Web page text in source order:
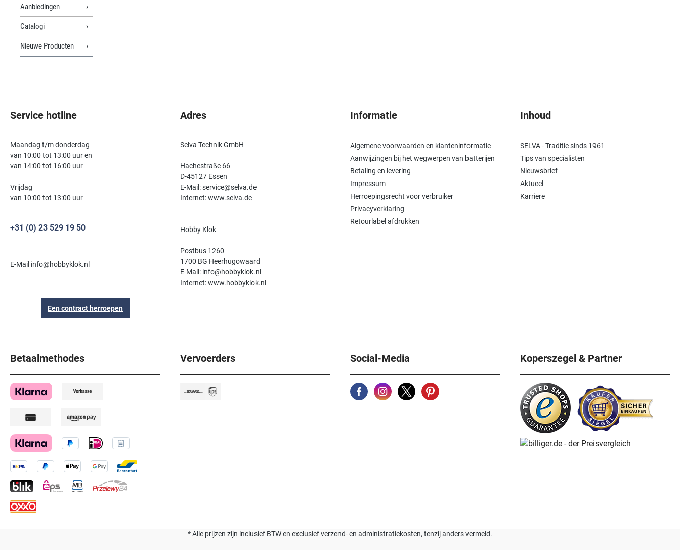
Aanbiedingen
Catalogi
Nieuwe Producten
Service hotline
Maandag t/m donderdag
van 10:00 tot 13:00 uur en
van 14:00 tot 16:00 uur
Vrijdag
van 10:00 tot 13:00 uur
+31 (0) 23 529 19 50
E-Mail info@hobbyklok.nl
Een contract herroepen
Adres
Selva Technik GmbH
Hachestraße 66
D-45127 Essen
E-Mail: service@selva.de
Internet: www.selva.de
Hobby Klok
Postbus 1260
1700 BG Heerhugowaard
E-Mail: info@hobbyklok.nl
Internet: www.hobbyklok.nl
Informatie
Algemene voorwaarden en klanteninformatie
Aanwijzingen bij het wegwerpen van batterijen
Betaling en levering
Impressum
Herroepingsrecht voor verbruiker
Privacyverklaring
Retourlabel afdrukken
Inhoud
SELVA - Traditie sinds 1961
Tips van specialisten
Nieuwsbrief
Aktueel
Karriere
Betaalmethodes Vervoerders Social-Media Koperszegel & Partner
* Alle prijzen zijn inclusief BTW en exclusief verzend- en administratiekosten, tenzij anders vermeld.